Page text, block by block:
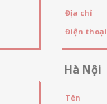
Địa chỉ
Điện thoại
Hà Nội
Tên